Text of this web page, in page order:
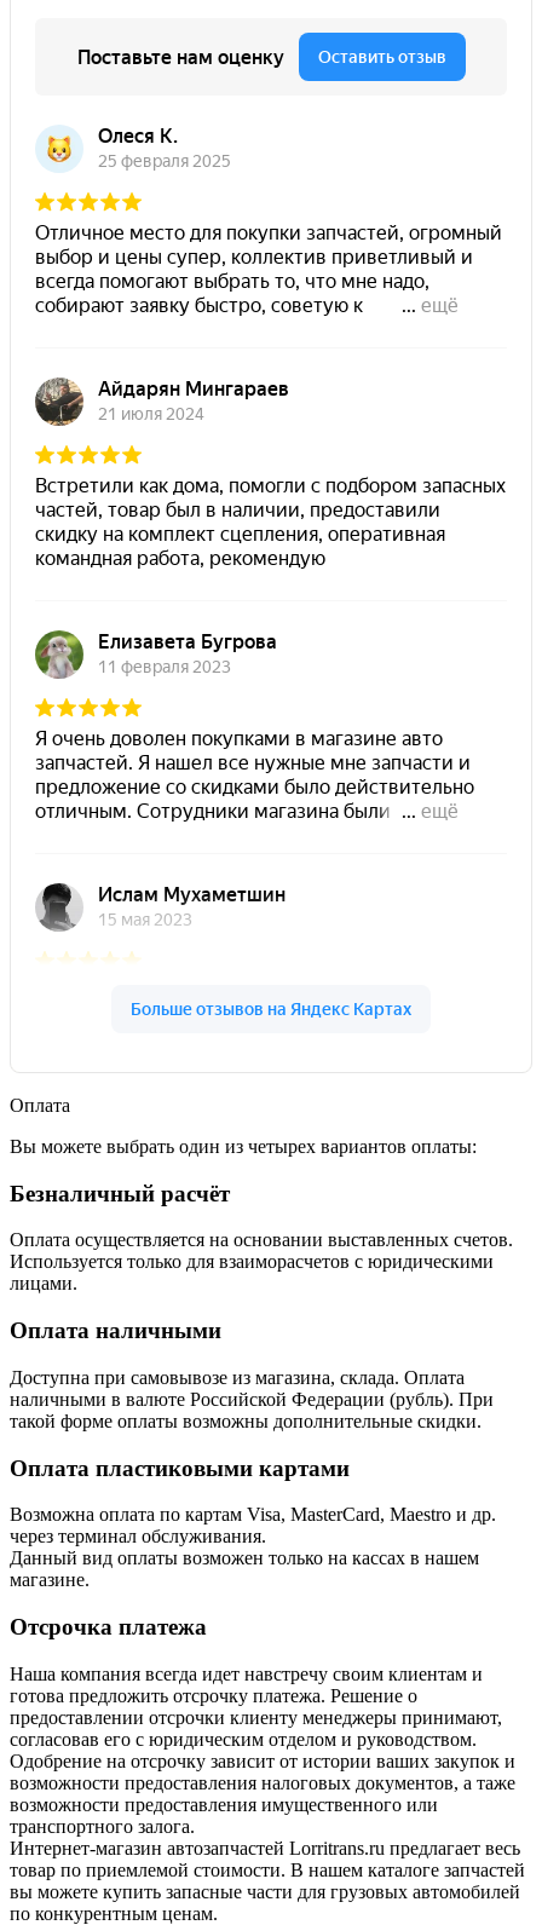
Оплата
Вы можете выбрать один из четырех вариантов оплаты:
Безналичный расчёт
Оплата осуществляется на основании выставленных счетов.
Используется только для взаиморасчетов с юридическими
лицами.
Оплата наличными
Доступна при самовывозе из магазина, склада. Оплата
наличными в валюте Российской Федерации (рубль). При
такой форме оплаты возможны дополнительные скидки.
Оплата пластиковыми картами
Возможна оплата по картам Visa, MasterCard, Maestro и др.
через терминал обслуживания.
Данный вид оплаты возможен только на кассах в нашем
магазине.
Отсрочка платежа
Наша компания всегда идет навстречу своим клиентам и
готова предложить отсрочку платежа. Решение о
предоставлении отсрочки клиенту менеджеры принимают,
согласовав его с юридическим отделом и руководством.
Одобрение на отсрочку зависит от истории ваших закупок и
возможности предоставления налоговых документов, а таже
возможности предоставления имущественного или
транспортного залога.
Интернет-магазин автозапчастей Lorritrans.ru предлагает весь
товар по приемлемой стоимости. В нашем каталоге запчастей
вы можете купить запасные части для грузовых автомобилей
по конкурентным ценам.